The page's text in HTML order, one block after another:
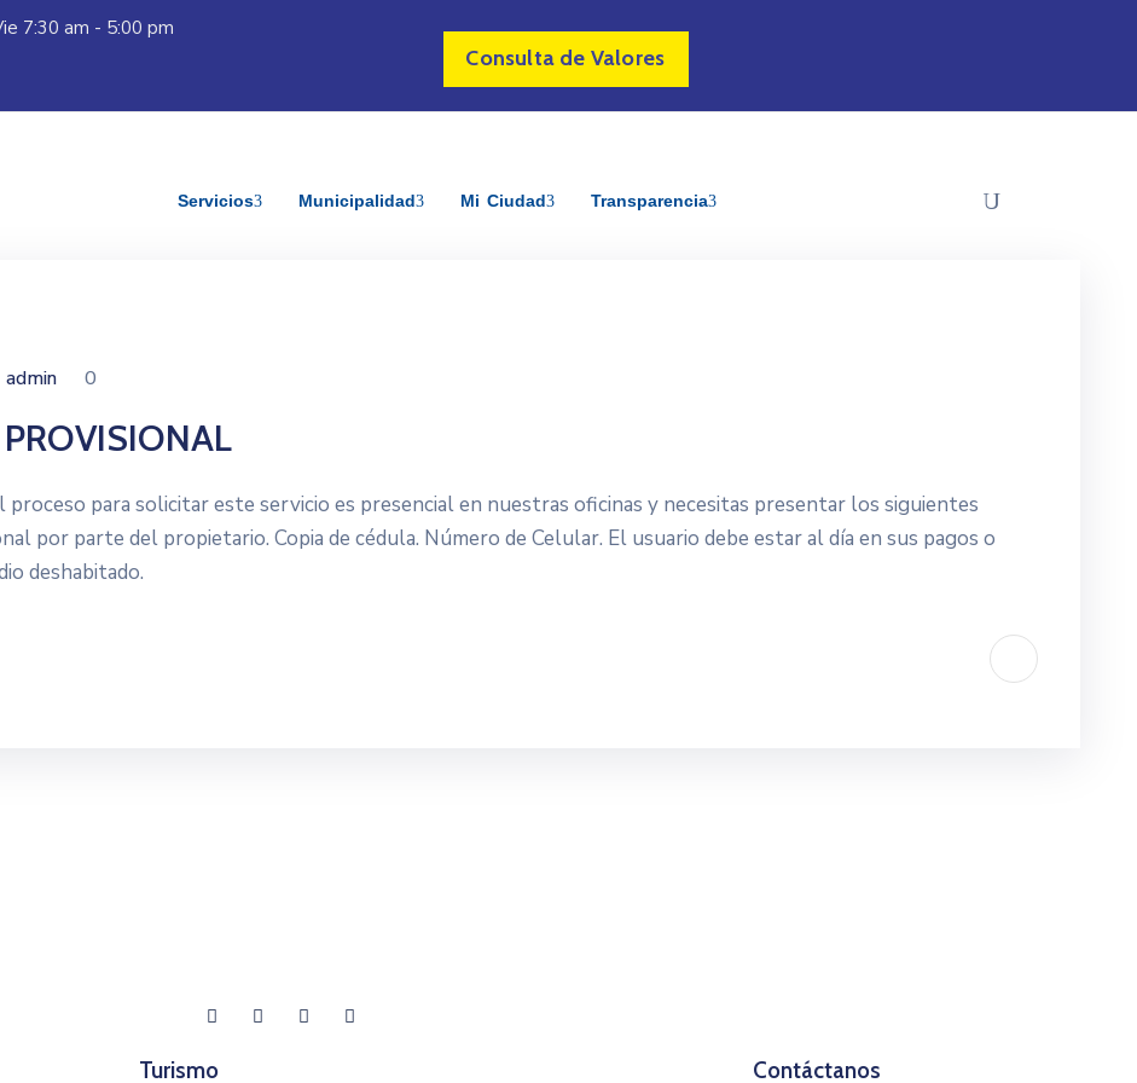
7:30 am - 5:00 pm
Consulta de Valores
Servicios Municipalidad Mi Ciudad Transparencia
admin 0
proceso para solicitar este servicio es presencial en nuestras oficinas y necesitas presentar los siguientes
por parte del propietario. Copia de cédula. Número de Celular. El usuario debe estar al día en sus pagos o
deshabitado.
Turismo Contáctanos